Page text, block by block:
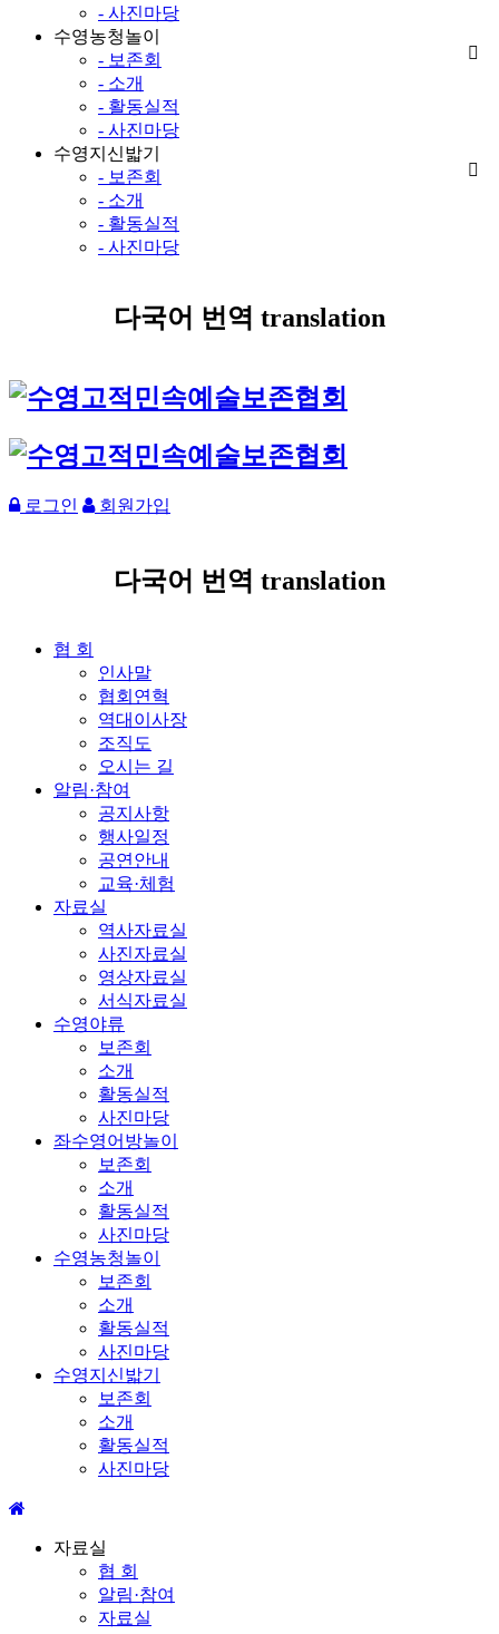
- 사진마당
수영농청놀이
- 보존회
- 소개
- 활동실적
- 사진마당
수영지신밟기
- 보존회
- 소개
- 활동실적
- 사진마당
다국어 번역 translation
로그인 회원가입
다국어 번역 translation
협 회
인사말
협회연혁
역대이사장
조직도
오시는 길
알림·참여
공지사항
행사일정
공연안내
교육·체험
자료실
역사자료실
사진자료실
영상자료실
서식자료실
수영야류
보존회
소개
활동실적
사진마당
좌수영어방놀이
보존회
소개
활동실적
사진마당
수영농청놀이
보존회
소개
활동실적
사진마당
수영지신밟기
보존회
소개
활동실적
사진마당
자료실
협 회
알림·참여
자료실